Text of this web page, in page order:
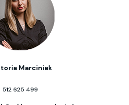
Marciniak
512 625 499